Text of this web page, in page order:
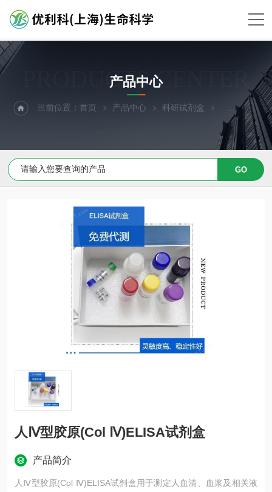
PRODUCTS CENTER
产品中心
当前位置：首页 产品中心 科研试剂盒 ELISA试剂盒
人Ⅳ型胶原(Col Ⅳ)ELISA试剂盒
产品简介
人Ⅳ型胶原(Col Ⅳ)ELISA试剂盒用于测定人血清、血浆及相关液